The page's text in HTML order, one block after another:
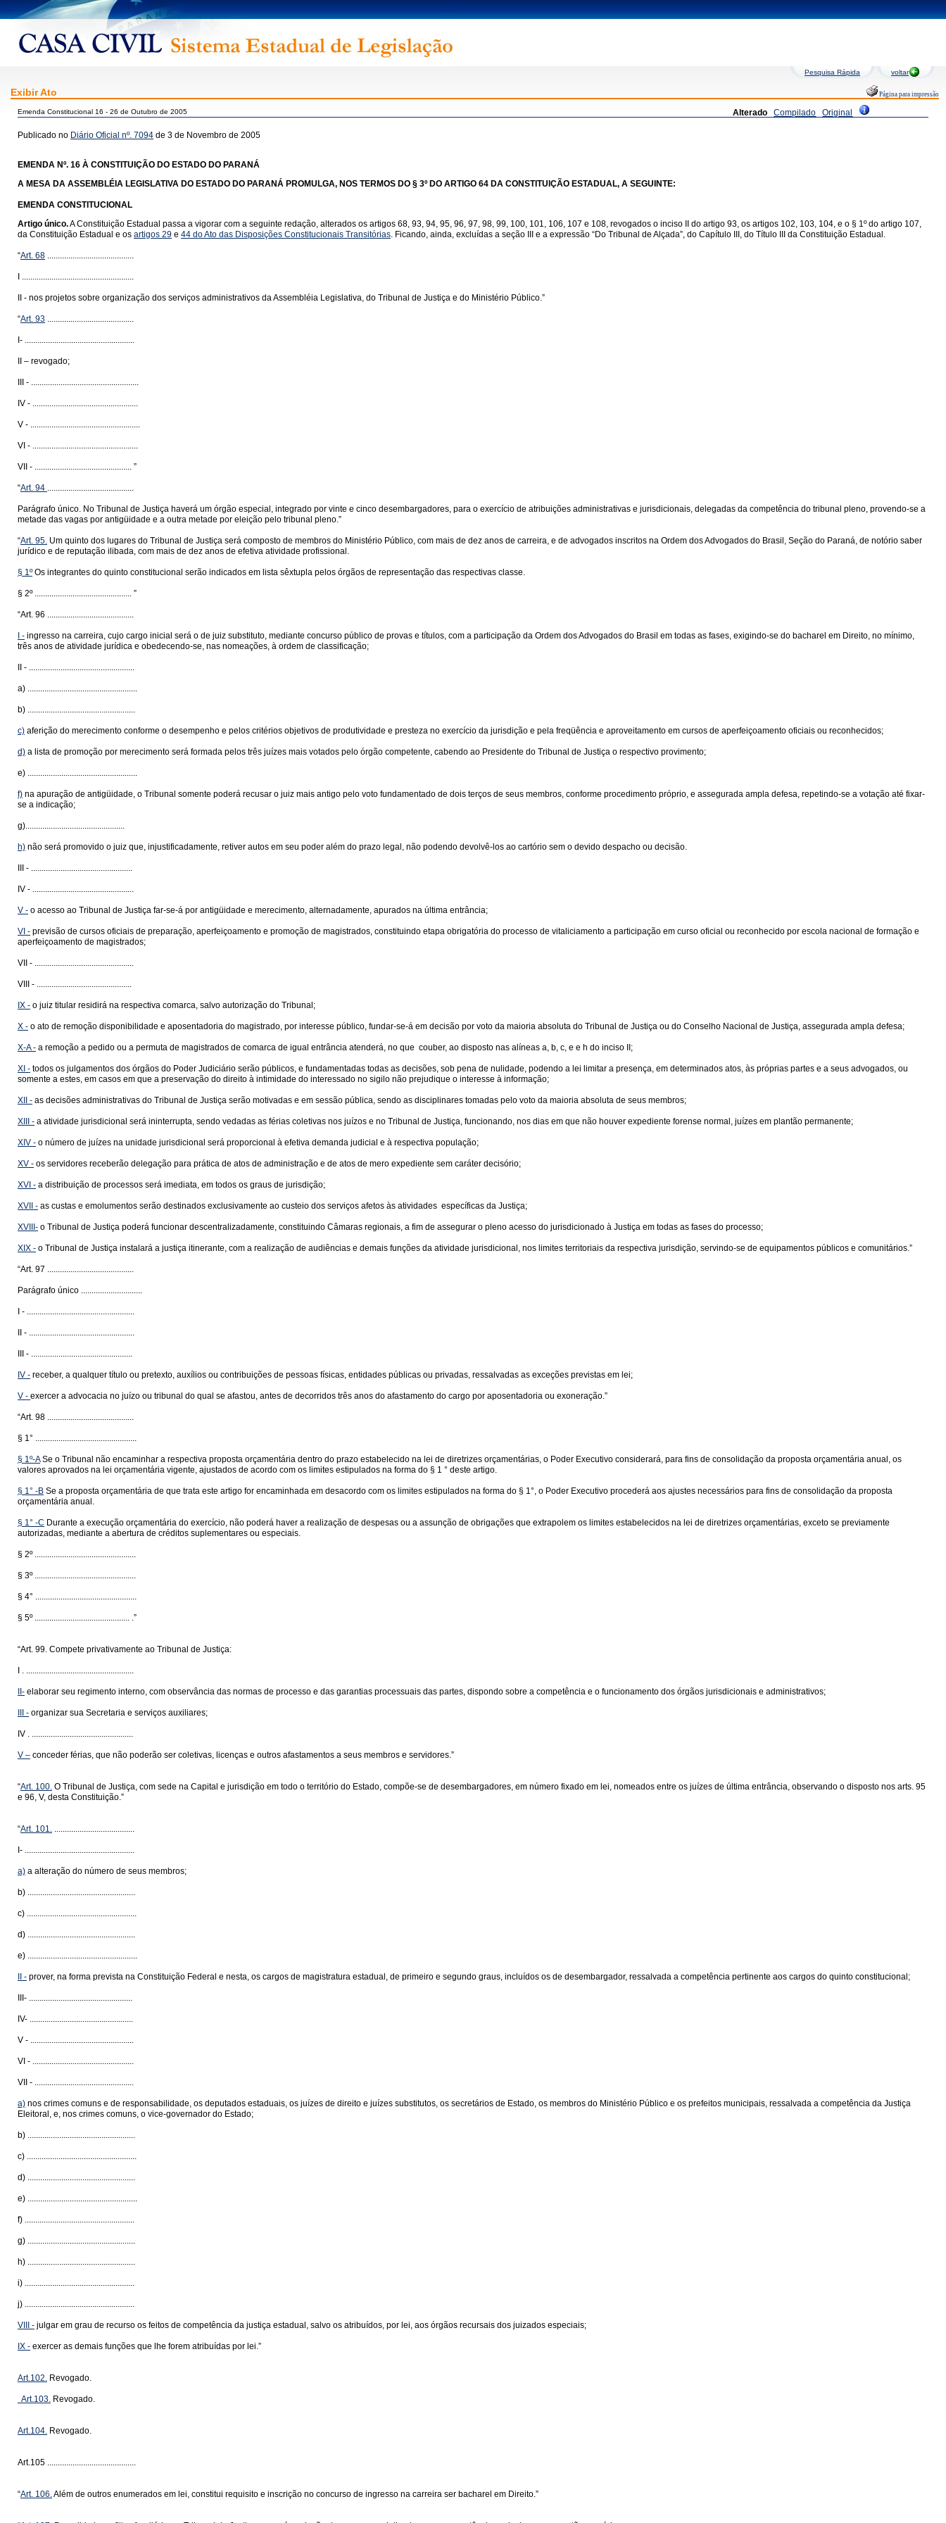
Pesquisa Rápida voltar
Exibir Ato Página para impressão
Alterado Compilado Original
Emenda Constitucional 16 - 26 de Outubro de 2005
Publicado no Diário Oficial nº. 7094 de 3 de Novembro de 2005
EMENDA Nº. 16 À CONSTITUIÇÃO DO ESTADO DO PARANÁ
A MESA DA ASSEMBLÉIA LEGISLATIVA DO ESTADO DO PARANÁ PROMULGA, NOS TERMOS DO § 3º DO ARTIGO 64 DA CONSTITUIÇÃO ESTADUAL, A SEGUINTE:
EMENDA CONSTITUCIONAL
Artigo único.A Constituição Estadual passa a vigorar com a seguinte redação, alterados os artigos 68, 93, 94, 95, 96, 97, 98, 99, 100, 101, 106, 107 e 108, revogados o inciso II do artigo 93, os artigos 102, 103, 104, e o § 1º do artigo 107,
da Constituição Estadual e os artigos 29 e 44 do Ato das Disposições Constitucionais Transitórias. Ficando, ainda, excluídas a seção III e a expressão “Do Tribunal de Alçada”, do Capítulo III, do Título III da Constituição Estadual.
“Art. 68 .........................................
I .....................................................
II - nos projetos sobre organização dos serviços administrativos da Assembléia Legislativa, do Tribunal de Justiça e do Ministério Público.”
“Art. 93 .........................................
I- ....................................................
II – revogado;
III - ...................................................
IV - ..................................................
V - ....................................................
VI - ..................................................
VII - .............................................. ”
“Art. 94 .........................................
Parágrafo único. No Tribunal de Justiça haverá um órgão especial, integrado por vinte e cinco desembargadores, para o exercício de atribuições administrativas e jurisdicionais, delegadas da competência do tribunal pleno, provendo-se a
metade das vagas por antigüidade e a outra metade por eleição pelo tribunal pleno.”
“Art. 95. Um quinto dos lugares do Tribunal de Justiça será composto de membros do Ministério Público, com mais de dez anos de carreira, e de advogados inscritos na Ordem dos Advogados do Brasil, Seção do Paraná, de notório saber
jurídico e de reputação ilibada, com mais de dez anos de efetiva atividade profissional.
§ 1ºOs integrantes do quinto constitucional serão indicados em lista sêxtupla pelos órgãos de representação das respectivas classe.
§ 2º .............................................. ”
“Art. 96 .........................................
I - ingresso na carreira, cujo cargo inicial será o de juiz substituto, mediante concurso público de provas e títulos, com a participação da Ordem dos Advogados do Brasil em todas as fases, exigindo-se do bacharel em Direito, no mínimo,
três anos de atividade jurídica e obedecendo-se, nas nomeações, à ordem de classificação;
II - ..................................................
a) ....................................................
b) ...................................................
c) aferição do merecimento conforme o desempenho e pelos critérios objetivos de produtividade e presteza no exercício da jurisdição e pela freqüência e aproveitamento em cursos de aperfeiçoamento oficiais ou reconhecidos;
d) a lista de promoção por merecimento será formada pelos três juízes mais votados pelo órgão competente, cabendo ao Presidente do Tribunal de Justiça o respectivo provimento;
e) ....................................................
f) na apuração de antigüidade, o Tribunal somente poderá recusar o juiz mais antigo pelo voto fundamentado de dois terços de seus membros, conforme procedimento próprio, e assegurada ampla defesa, repetindo-se a votação até fixar-
se a indicação;
g)...............................................
h) não será promovido o juiz que, injustificadamente, retiver autos em seu poder além do prazo legal, não podendo devolvê-los ao cartório sem o devido despacho ou decisão.
III - ................................................
IV - ................................................
V - o acesso ao Tribunal de Justiça far-se-á por antigüidade e merecimento, alternadamente, apurados na última entrância;
VI - previsão de cursos oficiais de preparação, aperfeiçoamento e promoção de magistrados, constituindo etapa obrigatória do processo de vitaliciamento a participação em curso oficial ou reconhecido por escola nacional de formação e
aperfeiçoamento de magistrados;
VII - ...............................................
VIII - .............................................
IX - o juiz titular residirá na respectiva comarca, salvo autorização do Tribunal;
X - o ato de remoção disponibilidade e aposentadoria do magistrado, por interesse público, fundar-se-á em decisão por voto da maioria absoluta do Tribunal de Justiça ou do Conselho Nacional de Justiça, assegurada ampla defesa;
X-A - a remoção a pedido ou a permuta de magistrados de comarca de igual entrância atenderá, no que couber, ao disposto nas alíneas a, b, c, e e h do inciso II;
XI - todos os julgamentos dos órgãos do Poder Judiciário serão públicos, e fundamentadas todas as decisões, sob pena de nulidade, podendo a lei limitar a presença, em determinados atos, às próprias partes e a seus advogados, ou
somente a estes, em casos em que a preservação do direito à intimidade do interessado no sigilo não prejudique o interesse à informação;
XII - as decisões administrativas do Tribunal de Justiça serão motivadas e em sessão pública, sendo as disciplinares tomadas pelo voto da maioria absoluta de seus membros;
XIII - a atividade jurisdicional será ininterrupta, sendo vedadas as férias coletivas nos juízos e no Tribunal de Justiça, funcionando, nos dias em que não houver expediente forense normal, juízes em plantão permanente;
XIV - o número de juízes na unidade jurisdicional será proporcional à efetiva demanda judicial e à respectiva população;
XV - os servidores receberão delegação para prática de atos de administração e de atos de mero expediente sem caráter decisório;
XVI - a distribuição de processos será imediata, em todos os graus de jurisdição;
XVII - as custas e emolumentos serão destinados exclusivamente ao custeio dos serviços afetos às atividades específicas da Justiça;
XVIII- o Tribunal de Justiça poderá funcionar descentralizadamente, constituindo Câmaras regionais, a fim de assegurar o pleno acesso do jurisdicionado à Justiça em todas as fases do processo;
XIX - o Tribunal de Justiça instalará a justiça itinerante, com a realização de audiências e demais funções da atividade jurisdicional, nos limites territoriais da respectiva jurisdição, servindo-se de equipamentos públicos e comunitários.”
“Art. 97 .........................................
Parágrafo único .............................
I - ...................................................
II - ..................................................
III - ................................................
IV - receber, a qualquer título ou pretexto, auxílios ou contribuições de pessoas físicas, entidades públicas ou privadas, ressalvadas as exceções previstas em lei;
V - exercer a advocacia no juízo ou tribunal do qual se afastou, antes de decorridos três anos do afastamento do cargo por aposentadoria ou exoneração.”
“Art. 98 .........................................
§ 1° ................................................
§ 1º-ASe o Tribunal não encaminhar a respectiva proposta orçamentária dentro do prazo estabelecido na lei de diretrizes orçamentárias, o Poder Executivo considerará, para fins de consolidação da proposta orçamentária anual, os
valores aprovados na lei orçamentária vigente, ajustados de acordo com os limites estipulados na forma do § 1 ° deste artigo.
§ 1° -B Se a proposta orçamentária de que trata este artigo for encaminhada em desacordo com os limites estipulados na forma do § 1°, o Poder Executivo procederá aos ajustes necessários para fins de consolidação da proposta
orçamentária anual.
§ 1° -C Durante a execução orçamentária do exercício, não poderá haver a realização de despesas ou a assunção de obrigações que extrapolem os limites estabelecidos na lei de diretrizes orçamentárias, exceto se previamente
autorizadas, mediante a abertura de créditos suplementares ou especiais.
§ 2º ................................................
§ 3º ................................................
§ 4° ................................................
§ 5º ............................................. .”
“Art. 99. Compete privativamente ao Tribunal de Justiça:
I . ...................................................
II- elaborar seu regimento interno, com observância das normas de processo e das garantias processuais das partes, dispondo sobre a competência e o funcionamento dos órgãos jurisdicionais e administrativos;
III - organizar sua Secretaria e serviços auxiliares;
IV . ................................................
V – conceder férias, que não poderão ser coletivas, licenças e outros afastamentos a seus membros e servidores.”
“Art. 100. O Tribunal de Justiça, com sede na Capital e jurisdição em todo o território do Estado, compõe-se de desembargadores, em número fixado em lei, nomeados entre os juízes de última entrância, observando o disposto nos arts. 95
e 96, V, desta Constituição.”
“Art. 101. ......................................
I- ....................................................
a) a alteração do número de seus membros;
b) ...................................................
c) ....................................................
d) ...................................................
e) ....................................................
II - prover, na forma prevista na Constituição Federal e nesta, os cargos de magistratura estadual, de primeiro e segundo graus, incluídos os de desembargador, ressalvada a competência pertinente aos cargos do quinto constitucional;
III- .................................................
IV- .................................................
V - .................................................
VI - ................................................
VII - ...............................................
a) nos crimes comuns e de responsabilidade, os deputados estaduais, os juízes de direito e juízes substitutos, os secretários de Estado, os membros do Ministério Público e os prefeitos municipais, ressalvada a competência da Justiça
Eleitoral, e, nos crimes comuns, o vice-governador do Estado;
b) ...................................................
c) ....................................................
d) ...................................................
e) ....................................................
f) ....................................................
g) ...................................................
h) ...................................................
i) ....................................................
j) ....................................................
VIII - julgar em grau de recurso os feitos de competência da justiça estadual, salvo os atribuídos, por lei, aos órgãos recursais dos juizados especiais;
IX - exercer as demais funções que lhe forem atribuídas por lei.”
Art.102. Revogado.
Art.103. Revogado.
Art.104. Revogado.
Art.105 ..........................................
“Art. 106.Além de outros enumerados em lei, constitui requisito e inscrição no concurso de ingresso na carreira ser bacharel em Direito.”